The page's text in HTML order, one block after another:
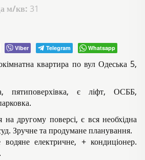
м/кв: 31
Viber Telegram Whatsapp
квартира по вул Одеська 5,
пятиповерхівка, є ліфт, ОСББ,
на другому поверсі, є вся необхідна
Зручне та продумане планування.
електричне, + кондиціонер.